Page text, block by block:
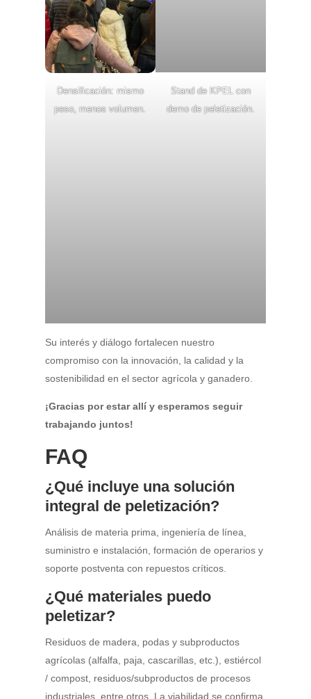
Densificación: mismo
peso, menos volumen.
Stand de KPEL con
demo de peletización.
Su interés y diálogo fortalecen nuestro
compromiso con la innovación, la calidad y la
sostenibilidad en el sector agrícola y ganadero.
¡Gracias por estar allí y esperamos seguir
trabajando juntos!
FAQ
¿Qué incluye una solución
integral de peletización?
Análisis de materia prima, ingeniería de línea,
suministro e instalación, formación de operarios y
soporte postventa con repuestos críticos.
¿Qué materiales puedo
peletizar?
Residuos de madera, podas y subproductos
agrícolas (alfalfa, paja, cascarillas, etc.), estiércol
/ compost, residuos/subproductos de procesos
industriales, entre otros. La viabilidad se confirma